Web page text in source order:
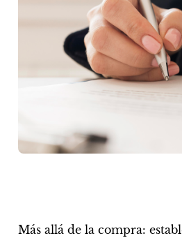
Más allá de la compra: